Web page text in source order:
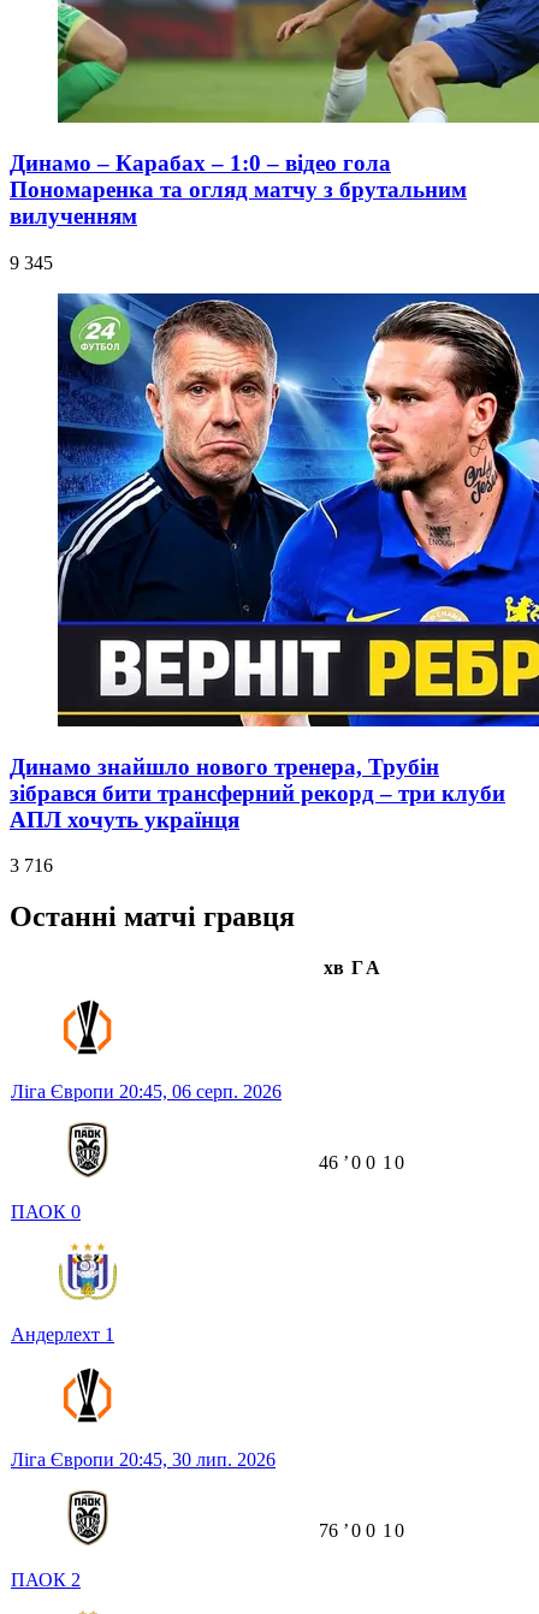
Динамо – Карабах – 1:0 – відео гола
Пономаренка та огляд матчу з брутальним
вилученням
9 345
Динамо знайшло нового тренера, Трубін
зібрався бити трансферний рекорд – три клуби
АПЛ хочуть українця
3 716
Останні матчі гравця
хв ГА
Ліга Європи 20:45, 06 серп. 2026
ПАОК 0
Андерлехт 1
46 ʼ0 0 1 0
Ліга Європи 20:45, 30 лип. 2026
ПАОК 2
76 ʼ0 0 1 0